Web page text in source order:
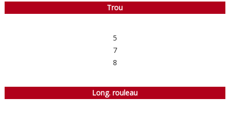
Trou
5
7
8
Long. rouleau